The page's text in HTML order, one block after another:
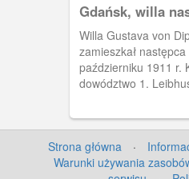
Gdańsk, willa
przy Hauptstrasse
Willa Gustava von
zamieszkał
październiku 1911 r.
dowództwo 1.
Huzarów Nr 1.
Willa znajdowała się
98 (obecnie
Strona główna ·
Warunki używania